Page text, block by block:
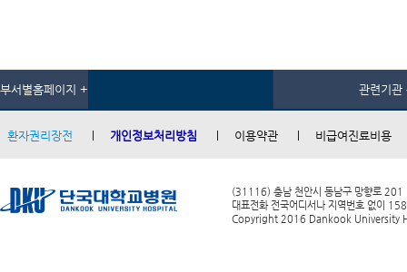
부서별홈페이지 + 관련기관
환자권리장전 개인정보처리방침 이용약관 비급여진료비용
(31116) 충남 천안시 동남구 망향로 201
대표전화 전국어디서나 지역번호 없이
Copyright 2016 Dankook University